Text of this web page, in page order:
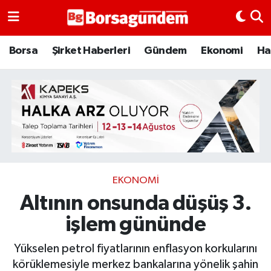
Borsa Şirket Haberleri Gündem Ekonomi
EKONOMI
Altının onsunda düşüş 3.
işlem gününde
Yükselen petrol fiyatlarının enflasyon korkularını
körüklemesiyle merkez bankalarına yönelik şahin
Borsa
Emtia
Galeri
Bitcoin
Şirket Haberleri
Borsa Gundem